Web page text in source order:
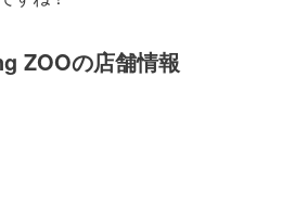
ZOOの店舗情報